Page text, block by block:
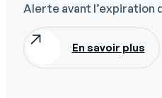
Alerte avant l’expiration
En savoir plus